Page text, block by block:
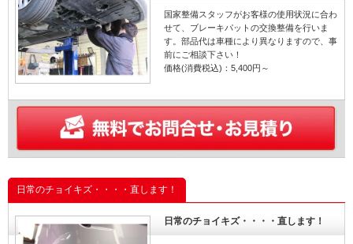
国家整備スタッフがお客様の使用状況に合わ
せて、ブレーキパットの交換整備を行いま
す。部品代は車種により異なりますので、事
前にご相談下さい！
価格(消費税込)：5,400円～
日常のチョイキズ・・・・直します！
日常のチョイキズ・・・・直します！